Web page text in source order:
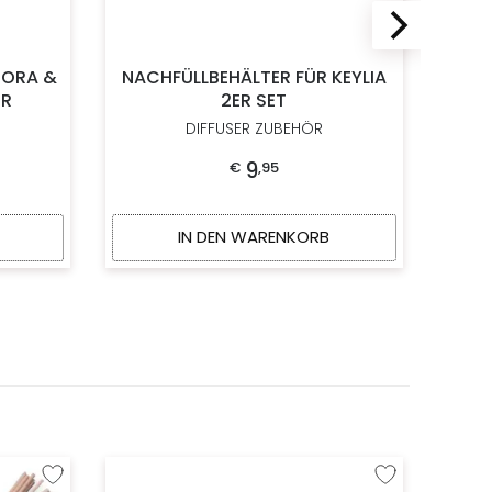
&
NACHFÜLLBEHÄLTER FÜR KEYLIA
2ER SET
DIFFUSER ZUBEHÖR
€ 9,95
IN DEN WARENKORB